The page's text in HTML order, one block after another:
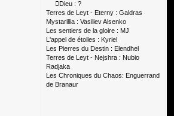
Dieu : ?
Terres de Leyt - Eterny : Galdras
Mystarillia : Vasiliev Alsenko
Les sentiers de la gloire : MJ
L'appel de étoiles : Kyriel
Les Pierres du Destin : Elendhel
Terres de Leyt - Nejshra : Nubio
Radjaka
Les Chroniques du Chaos: Enguerrand
de Branaur